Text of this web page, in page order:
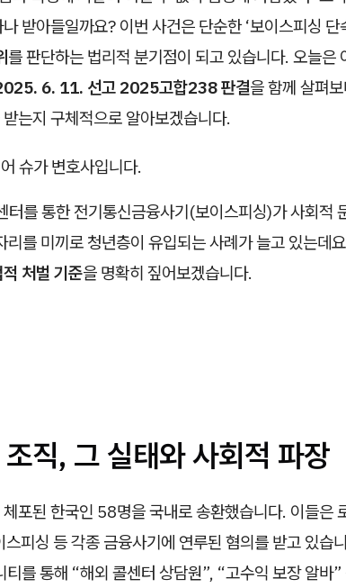
받아들일까요? 이번 사건은 단순한 ‘보이스피싱 단
를 판단하는 법리적 분기점이 되고 있습니다. 오늘은
6. 11. 선고 2025고합238 판결을 함께 살펴
는지 구체적으로 알아보겠습니다.
슈가 변호사입니다.
터를 통한 전기통신금융사기(보이스피싱)가 사회적
를 미끼로 청년층이 유입되는 사례가 늘고 있는데
처벌 기준을 명확히 짚어보겠습니다.
직, 그 실태와 사회적 파장
포된 한국인 58명을 국내로 송환했습니다. 이들은
피싱 등 각종 금융사기에 연루된 혐의를 받고 있습
를 통해 “해외 콜센터 상담원”, “고수익 보장 알바